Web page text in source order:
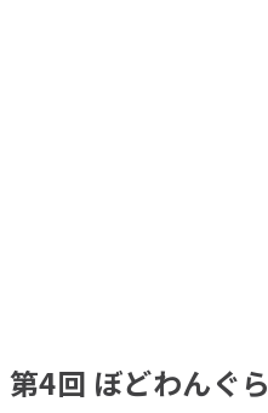
第4回 ぼどわんぐ